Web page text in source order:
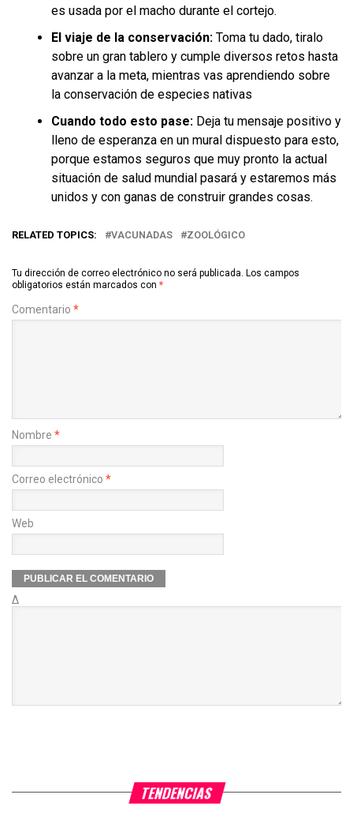
es usada por el macho durante el cortejo.
El viaje de la conservación: Toma tu dado, tiralo
sobre un gran tablero y cumple diversos retos hasta
avanzar a la meta, mientras vas aprendiendo sobre
la conservación de especies nativas
Cuando todo esto pase: Deja tu mensaje positivo y
lleno de esperanza en un mural dispuesto para esto,
porque estamos seguros que muy pronto la actual
situación de salud mundial pasará y estaremos más
unidos y con ganas de construir grandes cosas.
RELATED TOPICS: VACUNADAS ZOOLÓGICO
Tu dirección de correo electrónico no será publicada. Los campos
obligatorios están marcados con *
Comentario *
Nombre *
Correo electrónico *
Web
Δ
TENDENCIAS